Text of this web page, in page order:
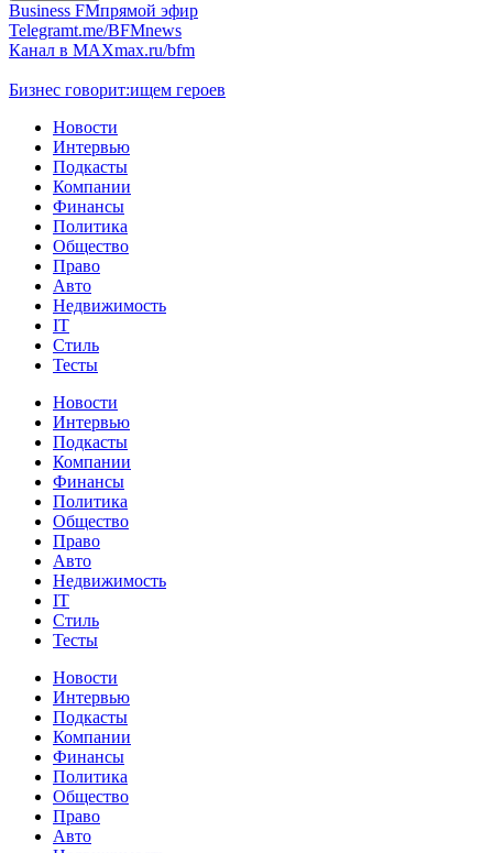
Business FMпрямой эфир
Telegramt.me/BFMnews
Канал в MAXmax.ru/bfm
Бизнес говорит:ищем героев
Новости
Интервью
Подкасты
Компании
Финансы
Политика
Общество
Право
Авто
Недвижимость
IT
Стиль
Тесты
Новости
Интервью
Подкасты
Компании
Финансы
Политика
Общество
Право
Авто
Недвижимость
IT
Стиль
Тесты
Новости
Интервью
Подкасты
Компании
Финансы
Политика
Общество
Право
Авто